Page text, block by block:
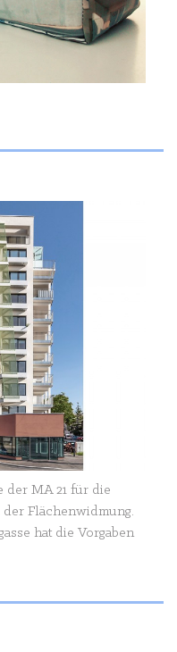
der MA 21 für die
Flächenwidmung.
hat die Vorgaben